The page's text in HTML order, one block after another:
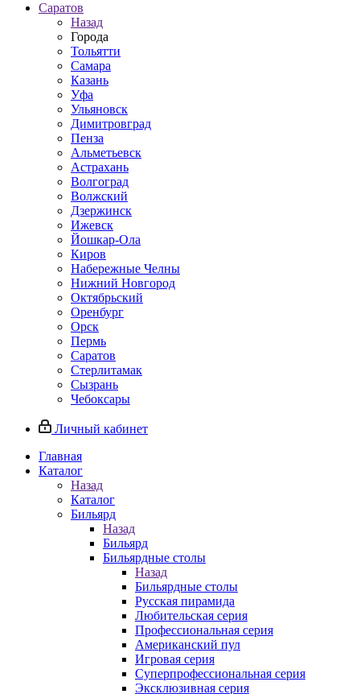
Саратов
Назад
Города
Тольятти
Самара
Казань
Уфа
Ульяновск
Димитровград
Пенза
Альметьевск
Астрахань
Волгоград
Волжский
Дзержинск
Ижевск
Йошкар-Ола
Киров
Набережные Челны
Нижний Новгород
Октябрьский
Оренбург
Орск
Пермь
Саратов
Стерлитамак
Сызрань
Чебоксары
Личный кабинет
Главная
Каталог
Назад
Каталог
Бильярд
Назад
Бильярд
Бильярдные столы
Назад
Бильярдные столы
Русская пирамида
Любительская серия
Профессиональная серия
Американский пул
Игровая серия
Суперпрофессиональная серия
Эксклюзивная серия